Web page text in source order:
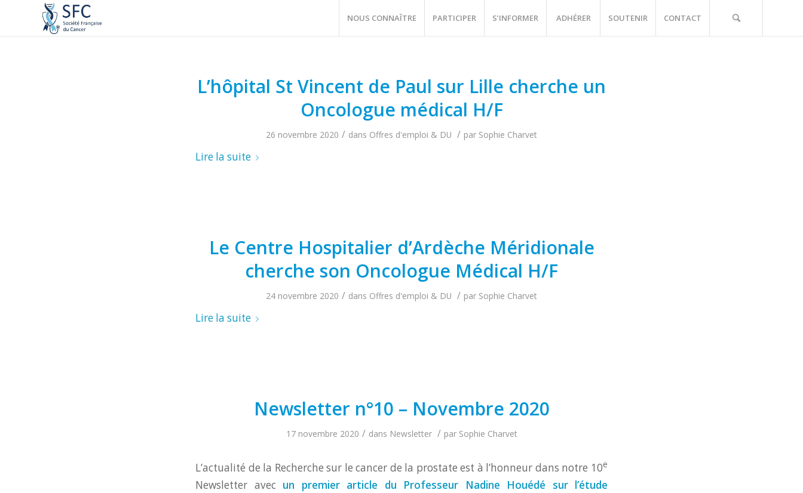
NOUS CONNAÎTRE PARTICIPER S’INFORMER ADHÉRER SOUTENIR CONTACT
L’hôpital St Vincent de Paul sur Lille cherche un
Oncologue médical H/F
26 novembre 2020 / dans Offres d'emploi & DU / par Sophie Charvet
Lire la suite
Le Centre Hospitalier d’Ardèche Méridionale
cherche son Oncologue Médical H/F
24 novembre 2020 / dans Offres d'emploi & DU / par Sophie Charvet
Lire la suite
Newsletter n°10 – Novembre 2020
17 novembre 2020 / dans Newsletter / par Sophie Charvet
L’actualité de la Recherche sur le cancer de la prostate est à l’honneur dans notre 10e
Newsletter avec un premier article du Professeur Nadine Houédé sur l’étude